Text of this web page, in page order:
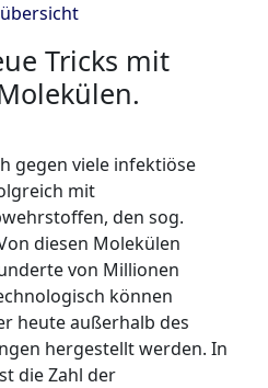
Tricks mit
gegen viele infektiöse
mit
den sog.
diesen Molekülen
von Millionen
können
heute außerhalb des
hergestellt werden. In
die Zahl der